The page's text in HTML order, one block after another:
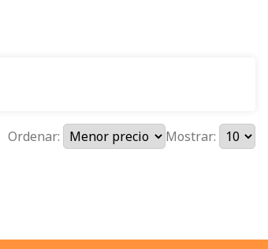
Ordenar: Mostrar: